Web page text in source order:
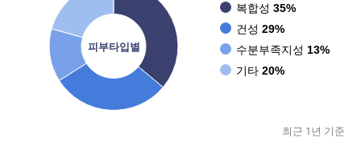
피부타입별
복합성 35%
건성 29%
수분부족지성 13%
기타 20%
최근 1년 기준